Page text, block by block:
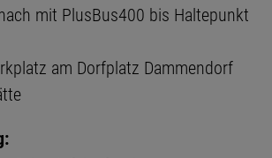
mit PlusBus400 bis Haltepunkt
am Dorfplatz Dammendorf